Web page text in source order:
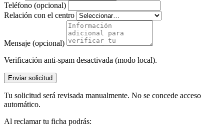
Teléfono (opcional)
Relación con el centro
Mensaje (opcional)
Verificación anti-spam desactivada (modo local).
Enviar solicitud
Tu solicitud será revisada manualmente. No se concede acceso
automático.
Al reclamar tu ficha podrás: